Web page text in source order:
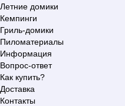
Летние домики
Кемпинги
Гриль-домики
Пиломатериалы
Информация
Вопрос-ответ
Как купить?
Доставка
Контакты